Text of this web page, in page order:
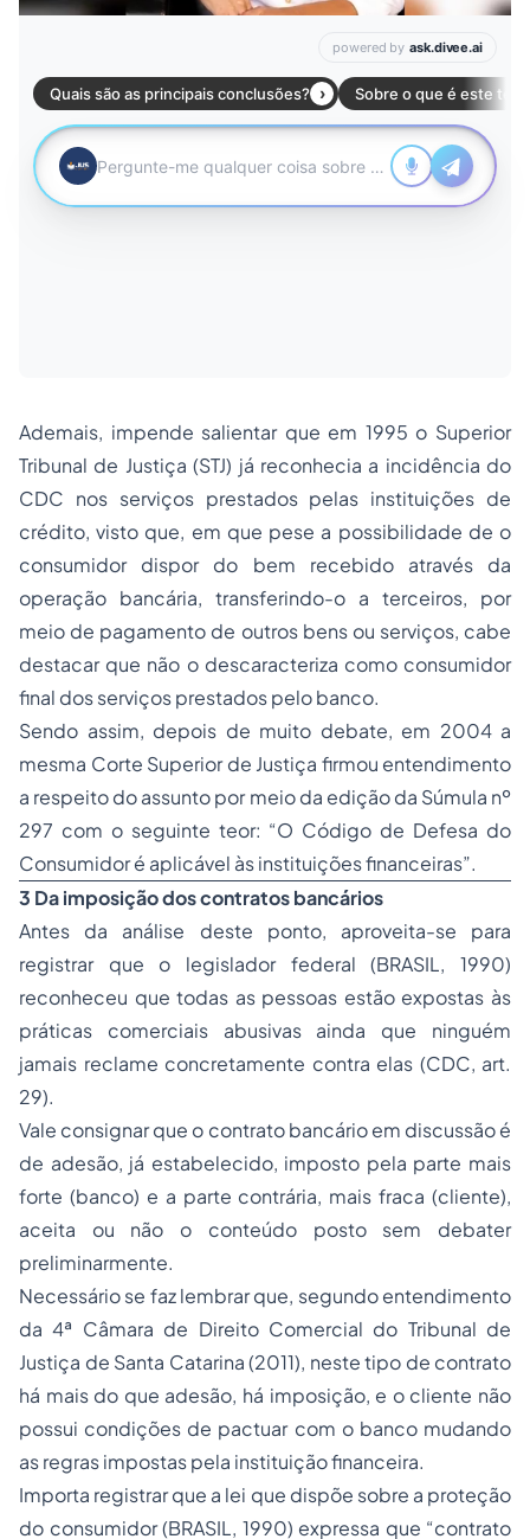
Ademais, impende salientar que em 1995 o Superior
Tribunal de Justiça (STJ) já reconhecia a incidência do
CDC nos serviços prestados pelas instituições de
crédito, visto que, em que pese a possibilidade de o
consumidor dispor do bem recebido através da
operação bancária, transferindo-o a terceiros, por
meio de pagamento de outros bens ou serviços, cabe
destacar que não o descaracteriza como consumidor
final dos serviços prestados pelo banco.
Sendo assim, depois de muito debate, em 2004 a
mesma Corte Superior de Justiça firmou entendimento
a respeito do assunto por meio da edição da Súmula nº
297 com o seguinte teor: “O Código de Defesa do
Consumidor é aplicável às instituições financeiras”.
3 Da imposição dos contratos bancários
Antes da análise deste ponto, aproveita-se para
registrar que o legislador federal (BRASIL, 1990)
reconheceu que todas as pessoas estão expostas às
práticas comerciais abusivas ainda que ninguém
jamais reclame concretamente contra elas (CDC, art.
29).
Vale consignar que o contrato bancário em discussão é
de adesão, já estabelecido, imposto pela parte mais
forte (banco) e a parte contrária, mais fraca (cliente),
aceita ou não o conteúdo posto sem debater
preliminarmente.
Necessário se faz lembrar que, segundo entendimento
da 4ª Câmara de Direito Comercial do Tribunal de
Justiça de Santa Catarina (2011), neste tipo de contrato
há mais do que adesão, há imposição, e o cliente não
possui condições de pactuar com o banco mudando
as regras impostas pela instituição financeira.
Importa registrar que a lei que dispõe sobre a proteção
do consumidor (BRASIL, 1990) expressa que “contrato